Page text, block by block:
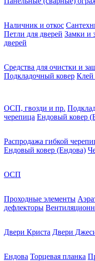
Наличник и откос
Петли для дверей Замки и
дверей
Средства для очистки и
Подкладочный ковер Клей
ОСП, гвозди и пр.
черепица Ендовый ковер
Распродажа гибкой
Ендовый ковер (Ендова)
ОСП
Проходные элементы
дефлекторы
Двери Криста Двери
Ендова Торцевая планка